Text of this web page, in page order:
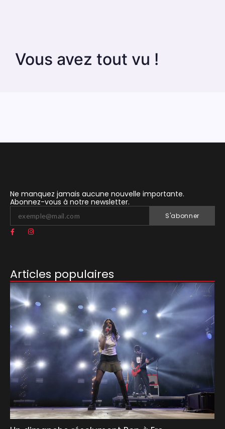
Vous avez tout vu !
Ne manquez jamais aucune nouvelle importante.
Abonnez-vous à notre newsletter.
S'abonner
Articles populaires